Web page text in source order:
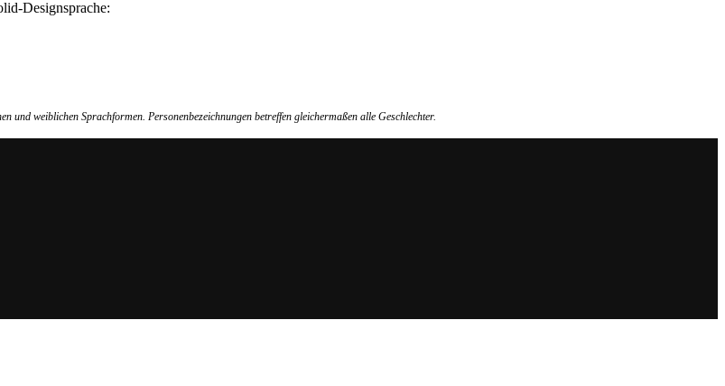
Designsprache:
weiblichen Sprachformen. Personenbezeichnungen betreffen gleichermaßen alle Geschlechter.